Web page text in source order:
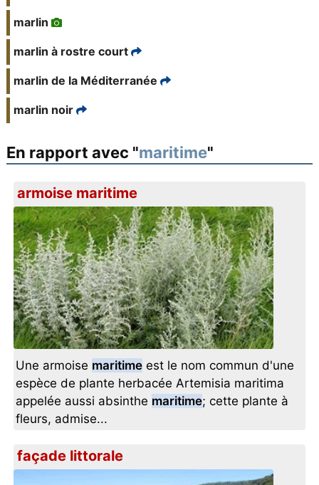
marlin
marlin à rostre court
marlin de la Méditerranée
marlin noir
En rapport avec "maritime"
armoise maritime
Une armoise maritime est le nom commun d'une
espèce de plante herbacée Artemisia maritima
appelée aussi absinthe maritime; cette plante à
fleurs, admise...
façade littorale